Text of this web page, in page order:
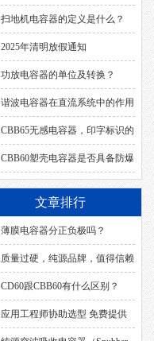
扫地机电容器的定义是什么？
2025年清明放假通知
功放电容器的单位及转换？
谐波电容器在直流系统中的作用
是什么？
CBB65无感电容器，印字标识的
SH、DB、C、40/85/21、
CBB60塑壳电容器是否具备防爆
功能？
文章排行
薄膜电容器分正负极吗？
质量过硬，纯源品牌，值得信赖
CD60跟CBB60有什么区别？
应用工程师协助选型 免费提供